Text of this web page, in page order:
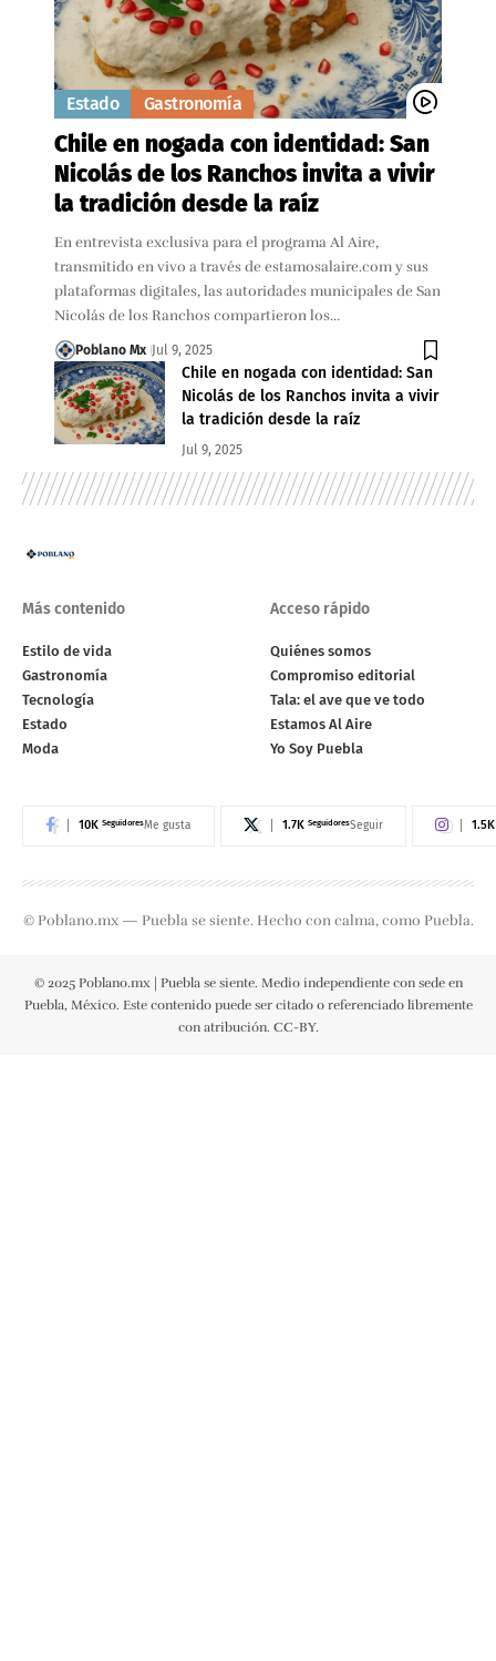
Estado Gastronomía
Chile en nogada con identidad: San
Nicolás de los Ranchos invita a vivir
la tradición desde la raíz
En entrevista exclusiva para el programa Al Aire,
transmitido en vivo a través de estamosalaire.com y sus
plataformas digitales, las autoridades municipales de San
Nicolás de los Ranchos compartieron los…
Poblano Mx Jul 9, 2025
Chile en nogada con identidad: San
Nicolás de los Ranchos invita a vivir
la tradición desde la raíz
Jul 9, 2025
Más contenido
Estilo de vida
Gastronomía
Tecnología
Estado
Moda
Acceso rápido
Quiénes somos
Compromiso editorial
Tala: el ave que ve todo
Estamos Al Aire
Yo Soy Puebla
10K SeguidoresMe gusta 1.7K SeguidoresSeguir 1.5K
© Poblano.mx — Puebla se siente. Hecho con calma, como Puebla.
© 2025 Poblano.mx | Puebla se siente. Medio independiente con sede en
Puebla, México. Este contenido puede ser citado o referenciado libremente
con atribución. CC-BY.